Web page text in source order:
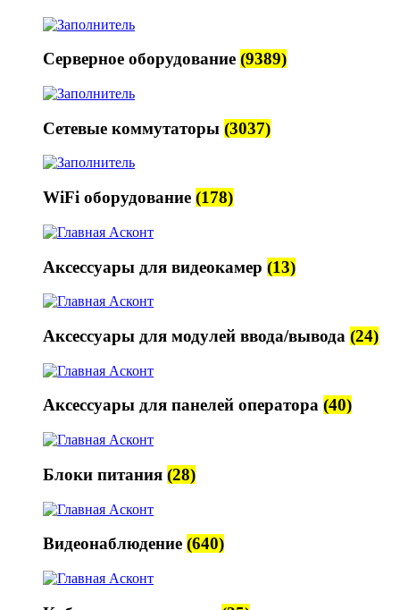
Серверное оборудование (9389)
Сетевые коммутаторы (3037)
WiFi оборудование (178)
Аксессуары для видеокамер (13)
Аксессуары для модулей ввода/вывода (24)
Аксессуары для панелей оператора (40)
Блоки питания (28)
Видеонаблюдение (640)